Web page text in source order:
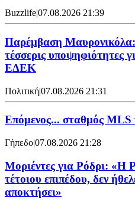
Buzzlife|07.08.2026 21:39
Παρέμβαση
τέσσερις υποψηφιότητες
ΕΔΕΚ
Πολιτική|07.08.2026 21:31
Επόμενος... σταθμός MLS
Γήπεδο|07.08.2026 21:28
Μοριέντες για Ρόδρι: «Η
τέτοιου επιπέδου, δεν
αποκτήσει»